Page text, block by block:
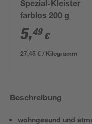
Spezial-Kleister
farblos 200 g
5,49 €
27,45 € / Kilogramm
Beschreibung
wohngesund und